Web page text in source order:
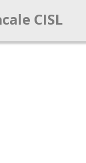
PON
AUGURI
CISL